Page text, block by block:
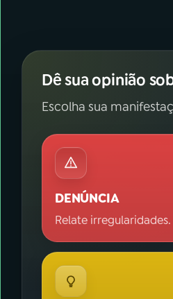
Dê sua opinião
Escolha sua
DENÚNCIA
Relate irregularidades.